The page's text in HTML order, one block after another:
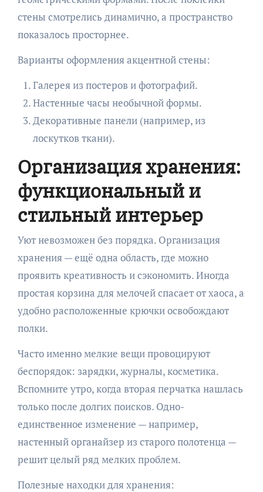
стены смотрелись динамично, а пространство
показалось просторнее.
Варианты оформления акцентной стены:
Галерея из постеров и фотографий.
Настенные часы необычной формы.
Декоративные панели (например, из
лоскутков ткани).
Организация хранения:
функциональный и
стильный интерьер
Уют невозможен без порядка. Организация
хранения — ещё одна область, где можно
проявить креативность и сэкономить. Иногда
простая корзина для мелочей спасает от хаоса, а
удобно расположенные крючки освобождают
полки.
Часто именно мелкие вещи провоцируют
беспорядок: зарядки, журналы, косметика.
Вспомните утро, когда вторая перчатка нашлась
только после долгих поисков. Одно-
единственное изменение — например,
настенный органайзер из старого полотенца —
решит целый ряд мелких проблем.
Полезные находки для хранения: